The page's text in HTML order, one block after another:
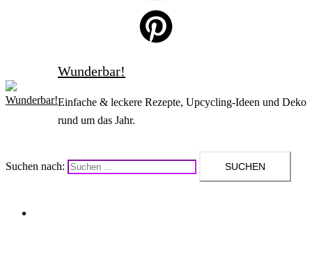
Wunderbar!
Einfache & leckere Rezepte, Upcycling-Ideen und Deko
rund um das Jahr.
Suchen nach: